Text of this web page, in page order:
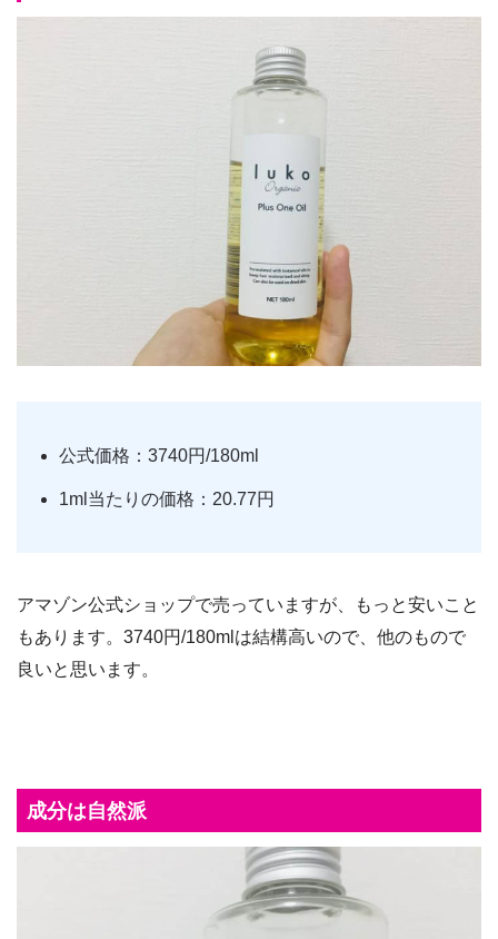
公式価格：3740円/180ml
1ml当たりの価格：20.77円
アマゾン公式ショップで売っていますが、もっと安いこと
もあります。3740円/180mlは結構高いので、他のもので
良いと思います。
成分は自然派